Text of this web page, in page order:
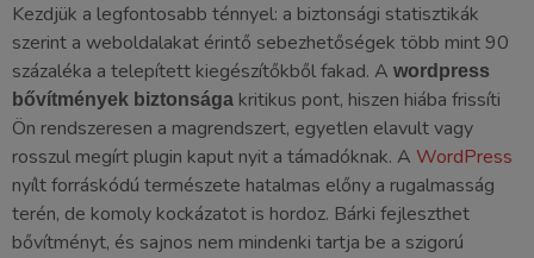
Kezdjük a legfontosabb ténnyel: a biztonsági statisztikák
szerint a weboldalakat érintő sebezhetőségek több mint 90
százaléka a telepített kiegészítőkből fakad. A wordpress
bővítmények biztonsága kritikus pont, hiszen hiába frissíti
Ön rendszeresen a magrendszert, egyetlen elavult vagy
rosszul megírt plugin kaput nyit a támadóknak. A WordPress
nyílt forráskódú természete hatalmas előny a rugalmasság
terén, de komoly kockázatot is hordoz. Bárki fejleszthet
bővítményt, és sajnos nem mindenki tartja be a szigorú